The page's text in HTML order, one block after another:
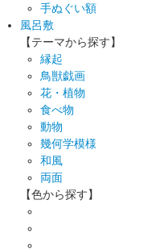
手ぬぐい額
風呂敷
【テーマから探す】
縁起
鳥獣戯画
花・植物
食べ物
動物
幾何学模様
和風
両面
【色から探す】